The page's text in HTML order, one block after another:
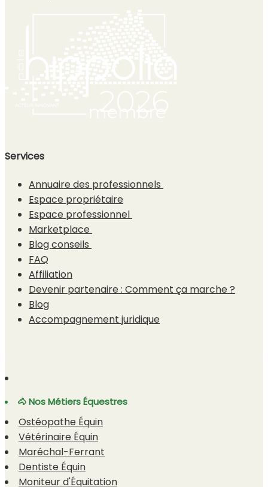
Services
Annuaire des professionnels
Espace propriétaire
Espace professionnel
Marketplace
Blog conseils
FAQ
Affiliation
Devenir partenaire : Comment ça marche ?
Blog
Accompagnement juridique
🐴 Nos Métiers Équestres
Ostéopathe Équin
Vétérinaire Équin
Maréchal-Ferrant
Dentiste Équin
Moniteur d'Équitation